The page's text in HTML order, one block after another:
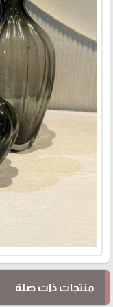
منتجات ذات صلة